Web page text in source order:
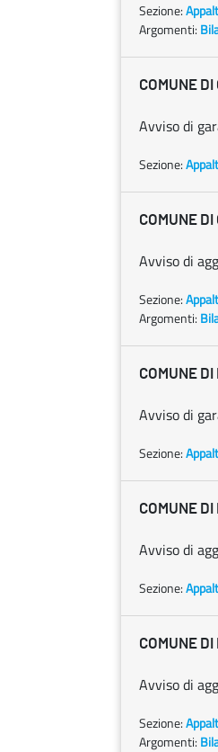
Sezione:
Argomenti:
COMUNE
Avviso di
Sezione:
COMUNE
Avviso di
Sezione:
Argomenti:
COMUNE DI
Avviso di
Sezione:
COMUNE
Avviso di
Sezione:
COMUNE DI
Avviso di
Sezione:
Argomenti: